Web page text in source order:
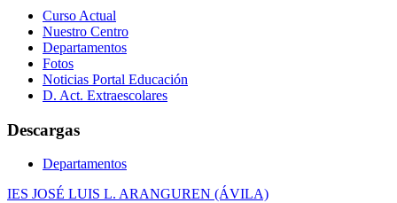
Curso Actual
Nuestro Centro
Departamentos
Fotos
Noticias Portal Educación
D. Act. Extraescolares
Descargas
Departamentos
IES JOSÉ LUIS L. ARANGUREN (ÁVILA)